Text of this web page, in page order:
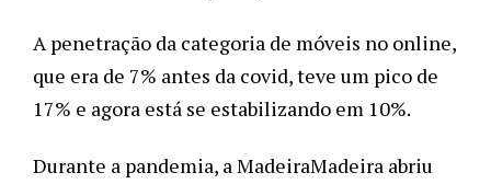
A penetração da categoria de móveis no online,
que era de 7% antes da covid, teve um pico de
17% e agora está se estabilizando em 10%.
Durante a pandemia, a MadeiraMadeira abriu